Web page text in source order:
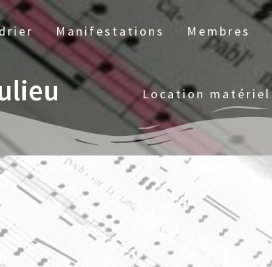
Manifestations Membres
Location matériel